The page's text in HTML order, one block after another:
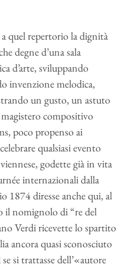
quel repertorio la dignità
degne d’una sala
d’arte, sviluppando
invenzione melodica,
un gusto, un astuto
compositivo
poco propenso ai
qualsiasi evento
godette già in vita
internazionali dalla
1874 diresse anche qui, al
il nomignolo di “re del
Verdi ricevette lo spartito
ancora quasi sconosciuto
si trattasse dell’«autore